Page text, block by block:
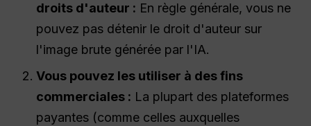
droits d'auteur : En règle générale, vous ne
pouvez pas détenir le droit d'auteur sur
l'image brute générée par l'IA.
Vous pouvez les utiliser à des fins
commerciales : La plupart des plateformes
payantes (comme celles auxquelles